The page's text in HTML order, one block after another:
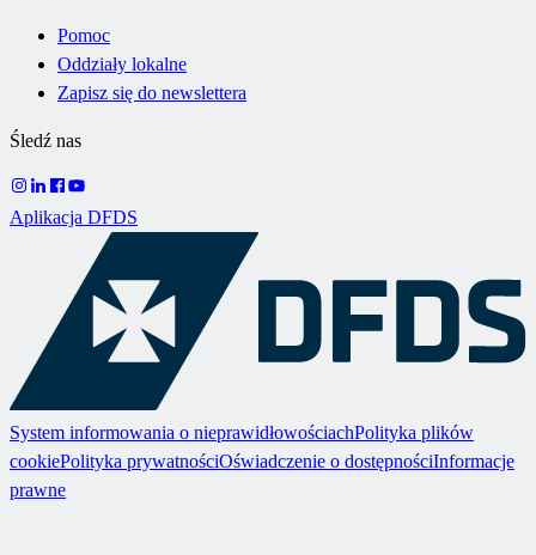
Pomoc
Oddziały lokalne
Zapisz się do newslettera
Śledź nas
Aplikacja DFDS
System informowania o nieprawidłowościachPolityka plików
cookiePolityka prywatnościOświadczenie o dostępnościInformacje
prawne